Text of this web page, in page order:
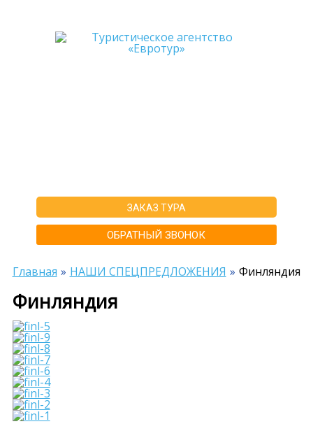
ЗАКАЗ ТУРА
ОБРАТНЫЙ ЗВОНОК
Главная НАШИ СПЕЦПРЕДЛОЖЕНИЯ Финляндия
Финляндия